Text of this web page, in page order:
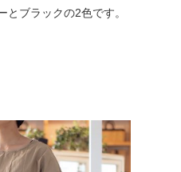
とブラックの2色です。